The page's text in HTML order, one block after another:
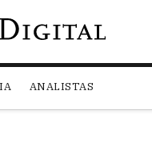
al contenido principal
ANALISTAS